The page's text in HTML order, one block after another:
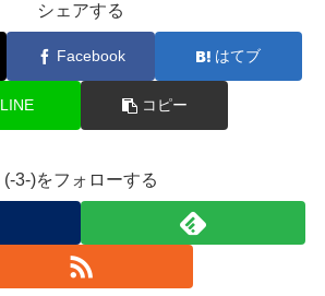
シェアする
Facebook はてブ
LINE コピー
(-3-)をフォローする